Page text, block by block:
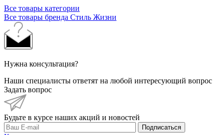
Все товары категории
Все товары бренда Стиль Жизни
Нужна консультация?
Наши специалисты ответят на любой интересующий вопрос
Задать вопрос
Будьте в курсе наших акций и новостей
Подписаться